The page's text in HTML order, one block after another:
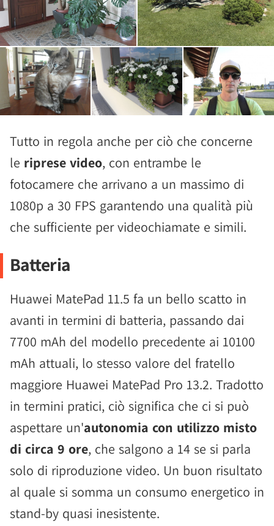
Tutto in regola anche per ciò che concerne
le riprese video, con entrambe le
fotocamere che arrivano a un massimo di
1080p a 30 FPS garantendo una qualità più
che sufficiente per videochiamate e simili.
Batteria
Huawei MatePad 11.5 fa un bello scatto in
avanti in termini di batteria, passando dai
7700 mAh del modello precedente ai 10100
mAh attuali, lo stesso valore del fratello
maggiore Huawei MatePad Pro 13.2. Tradotto
in termini pratici, ciò significa che ci si può
aspettare un'autonomia con utilizzo misto
di circa 9 ore, che salgono a 14 se si parla
solo di riproduzione video. Un buon risultato
al quale si somma un consumo energetico in
stand-by quasi inesistente.